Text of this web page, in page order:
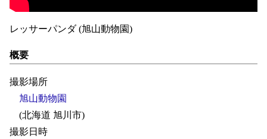
レッサーパンダ (旭山動物園)
概要
撮影場所
旭山動物園
(北海道 旭川市)
撮影日時